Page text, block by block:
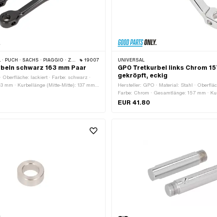
SACHS · PIAGGIO · ZÜNDAPP BELMONDO · TOMOS 19007
schwarz 163 mm Paar
Oberfläche: lackiert · Farbe: schwarz ·
mm · Kurbellänge (Mitte-Mitte): 137 mm ·
UNIVERSAL
GPO Tretkurbel links Chrom
gekröpft, eckig
Hersteller: GPO · Material: Stahl ·
Farbe: Chrom · Gesamtlänge: 157 mm ·
Mitte): 132 mm · Ø Tretkeil: 9.5 mm ·
EUR 41.80